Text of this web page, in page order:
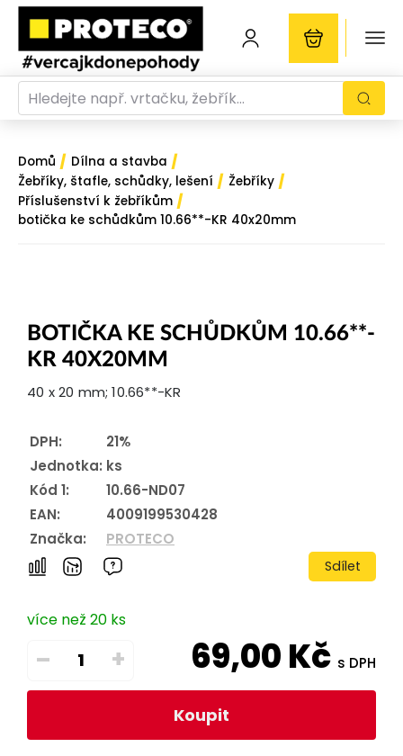
Domů / Dílna a stavba /
Žebříky, štafle, schůdky, lešení / Žebříky /
Příslušenství k žebříkům /
botička ke schůdkům 10.66**-KR 40x20mm
BOTIČKA KE SCHŮDKŮM 10.66**-
KR 40X20MM
40 x 20 mm; 10.66**-KR
DPH:
21%
Jednotka: ks
Kód 1:
10.66-ND07
EAN:
4009199530428
Značka:
PROTECO
Sdílet
více než 20 ks
– + 69,00Kč s DPH
Koupit